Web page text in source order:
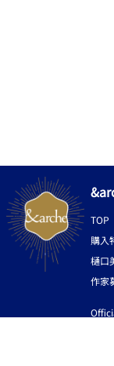
TOP
購入
樋口
作家